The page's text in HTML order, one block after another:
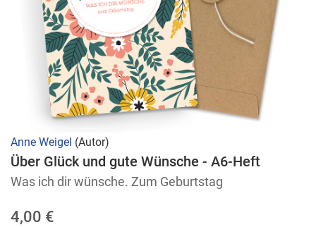
Anne Weigel (Autor)
Über Glück und gute Wünsche - A6-Heft
Was ich dir wünsche. Zum Geburtstag
4,00 €